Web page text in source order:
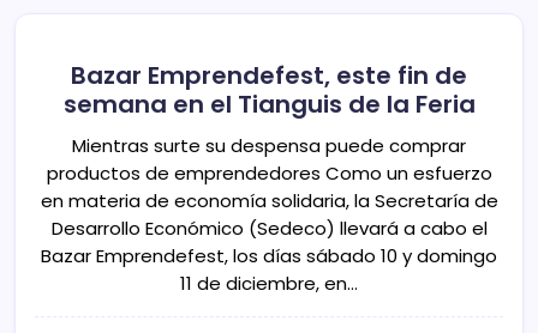
Bazar Emprendefest, este fin de
semana en el Tianguis de la Feria
Mientras surte su despensa puede comprar
productos de emprendedores Como un esfuerzo
en materia de economía solidaria, la Secretaría de
Desarrollo Económico (Sedeco) llevará a cabo el
Bazar Emprendefest, los días sábado 10 y domingo
11 de diciembre, en…